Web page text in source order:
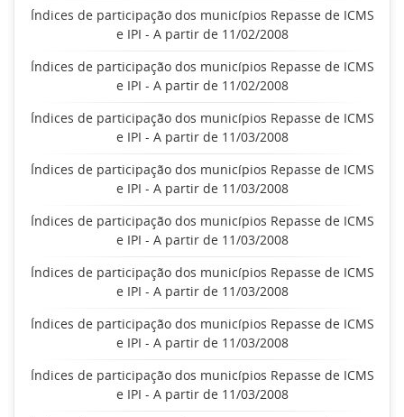
Índices de participação dos municípios Repasse de ICMS
e IPI - A partir de 11/02/2008
Índices de participação dos municípios Repasse de ICMS
e IPI - A partir de 11/02/2008
Índices de participação dos municípios Repasse de ICMS
e IPI - A partir de 11/03/2008
Índices de participação dos municípios Repasse de ICMS
e IPI - A partir de 11/03/2008
Índices de participação dos municípios Repasse de ICMS
e IPI - A partir de 11/03/2008
Índices de participação dos municípios Repasse de ICMS
e IPI - A partir de 11/03/2008
Índices de participação dos municípios Repasse de ICMS
e IPI - A partir de 11/03/2008
Índices de participação dos municípios Repasse de ICMS
e IPI - A partir de 11/03/2008